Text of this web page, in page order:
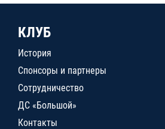
КЛУБ
История
Спонсоры и партнеры
Сотрудничество
ДС «Большой»
Контакты